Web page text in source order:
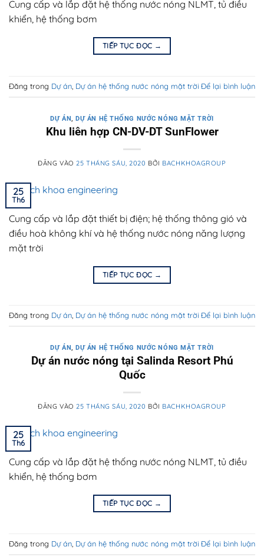
Cung cấp và lắp đặt hệ thống nước nóng NLMT, tủ điều
khiển, hệ thống bơm
TIẾP TỤC ĐỌC →
Đăng trong Dự án Dự án hệ thống nước nóng mặt trời Để lại bình luận
DỰ ÁN,DỰ ÁN HỆ THỐNG NƯỚC NÓNG MẶT TRỜI
Khu liên hợp CN-DV-DT SunFlower
ĐĂNG VÀO25 THÁNG SÁU, 2020 BỞI BACHKHOAGROUP
25
Th6
Cung cấp và lắp đặt thiết bị điện; hệ thống thông gió và
điều hoà không khí và hệ thống nước nóng năng lượng
mặt trời
TIẾP TỤC ĐỌC →
Đăng trong Dự án, Dự án hệ thống nước nóng mặt trời Để lại bình luận
DỰ ÁN,DỰ ÁN HỆ THỐNG NƯỚC NÓNG MẶT TRỜI
Dự án nước nóng tại Salinda Resort Phú
Quốc
ĐĂNG VÀO25 THÁNG SÁU, 2020 BỞI BACHKHOAGROUP
25
Th6
Cung cấp và lắp đặt hệ thống nước nóng NLMT, tủ điều
khiển, hệ thống bơm
TIẾP TỤC ĐỌC →
Đăng trong Dự án, Dự án hệ thống nước nóng mặt trời Để lại bình luận